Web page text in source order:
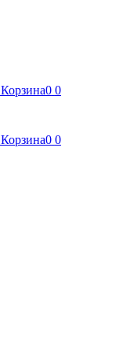
Корзина0 0
Корзина0 0